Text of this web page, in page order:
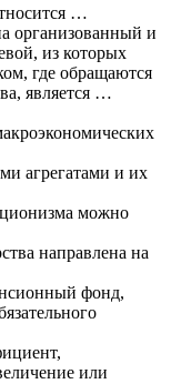
…
организованный и
из которых
где обращаются
является …
агрегатами и их
можно
направлена на
фонд,
или